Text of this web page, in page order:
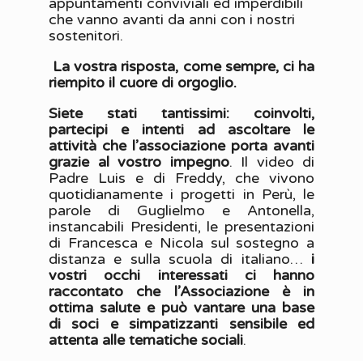
che vanno avanti da anni con i nostri
sostenitori.
La vostra risposta, come sempre, ci ha
riempito il cuore di orgoglio.
Siete stati tantissimi: coinvolti,
partecipi e intenti ad ascoltare le
attività che l’associazione porta avanti
grazie al vostro impegno. Il video di
Padre Luis e di Freddy, che vivono
quotidianamente i progetti in Perù, le
parole di Guglielmo e Antonella,
instancabili Presidenti, le presentazioni
di Francesca e Nicola sul sostegno a
distanza e sulla scuola di italiano… i
vostri occhi interessati ci hanno
raccontato che l’Associazione è in
ottima salute e può vantare una base
di soci e simpatizzanti sensibile ed
attenta alle tematiche sociali.